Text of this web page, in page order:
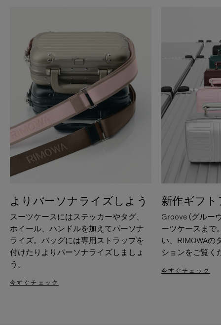
よりパーソナライズしよう
スーツケースにはステッカーやタグ、
ホイール、ハンドルを加えてパーソナ
ライズ。バッグには専用ストラップを
付けたりよりパーソナライズしましょ
う。
今すぐチェック
新作ギフ
Groove (グルー
ーツケースまで
い、RIMOWAの
ションをご覧く
今すぐチェック